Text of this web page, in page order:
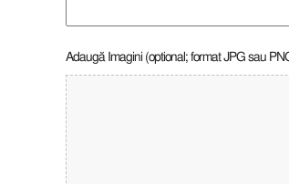
Adaugă Imagini (optional; format JPG sau